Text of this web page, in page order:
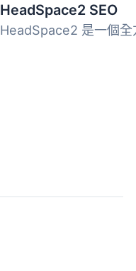
HeadSpace2 SEO